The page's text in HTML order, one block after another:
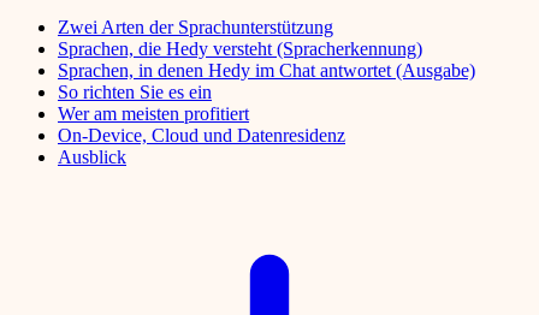
Zwei Arten der Sprachunterstützung
Sprachen, die Hedy versteht (Spracherkennung)
Sprachen, in denen Hedy im Chat antwortet (Ausgabe)
So richten Sie es ein
Wer am meisten profitiert
On-Device, Cloud und Datenresidenz
Ausblick